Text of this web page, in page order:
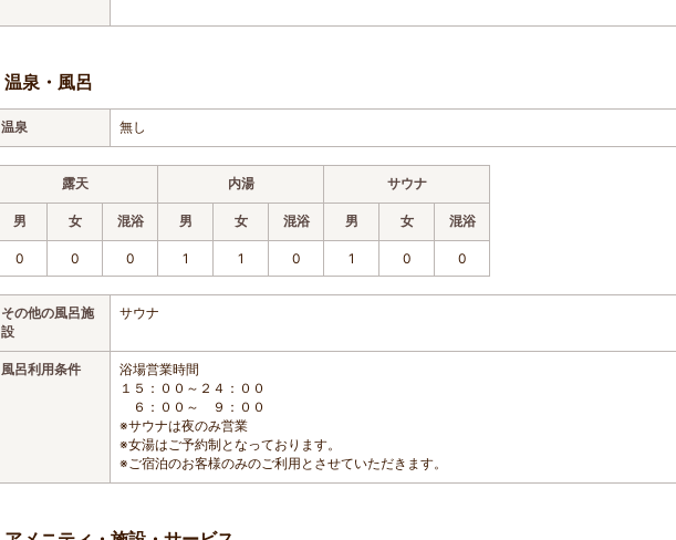
温泉・風呂
温泉 無し
露天 内湯 サウナ
男 女 混浴 男 女 混浴 男 女 混浴
0 0 0 1 1 0 1 0 0
その他の風呂施
設
サウナ
風呂利用条件
浴場営業時間
１５：００～２４：００
６：００～ ９：００
※サウナは夜のみ営業
※女湯はご予約制となっております。
※ご宿泊のお客様のみのご利用とさせていただきます。